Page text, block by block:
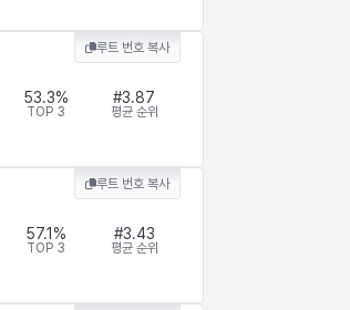
루트 번호 복사
53.3%
TOP 3
#3.87
평균 순위
루트 번호 복사
57.1%
TOP 3
#3.43
평균 순위